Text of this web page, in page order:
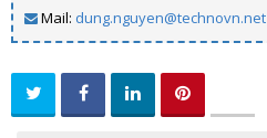
Mail: dung.nguyen@technovn.net